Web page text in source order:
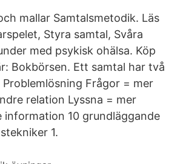
mallar Samtalsmetodik. Läs
Styra samtal, Svåra
med psykisk ohälsa. Köp
Bokbörsen. Ett samtal har två
Problemlösning Frågor = mer
relation Lyssna = mer
information 10 grundläggande
1.